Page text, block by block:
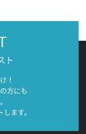
ト
！
方にも
ます。